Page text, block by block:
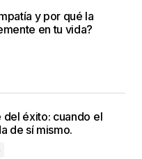
y por qué la
en tu vida?
del éxito: cuando el
de sí mismo.